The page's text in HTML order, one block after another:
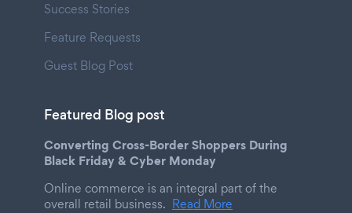
Success Stories
Feature Requests
Guest Blog Post
Featured Blog post
Converting Cross-Border Shoppers During
Black Friday & Cyber Monday
Online commerce is an integral part of the
overall retail business. Read More